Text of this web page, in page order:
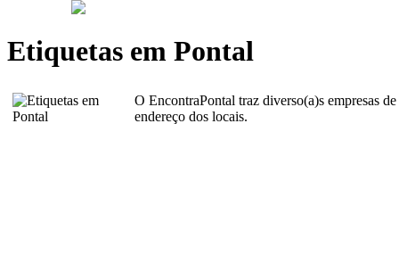
Etiquetas em Pontal
O EncontraPontal traz diverso(a)s empresas de
endereço dos locais.